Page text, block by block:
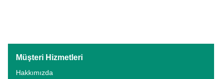
Müşteri Hizmetleri
Hakkımızda